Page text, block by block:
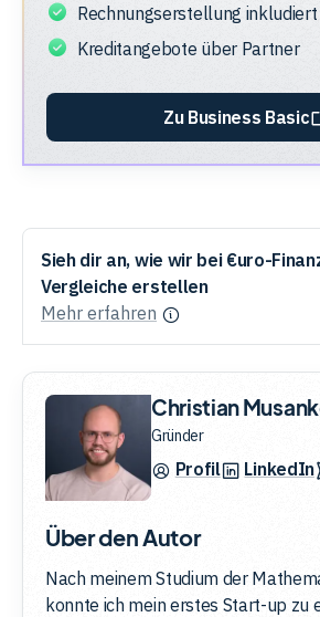
Rechnungserstellung inkludiert
Kreditangebote über Partner
Zu Business Basic
Sieh dir an, wie wir bei €uro-
Vergleiche erstellen
Mehr erfahren
Christian
Gründer
Profil LinkedIn
Über den Autor
Nach meinem Studium der
konnte ich mein erstes Start-up zu